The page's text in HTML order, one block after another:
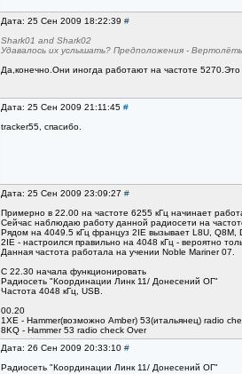
Дата: 25 Сен 2009 18:22:39 #
Shark01 and Shark02
Удавалось их услышать? Предположения -
Да,конечно.Они иногда работают на частоте
Дата: 25 Сен 2009 21:11:45 #
tracker55, спасибо.
Дата: 25 Сен 2009 23:09:27 #
Примерно в 22.00 на частоте 6255 кГц начинает
Сейчас наблюдаю работу данной радиосети на
Рядом на 4049.5 кГц француз 2IE вызывает L8U, Q8M,
2IE - настроился правильно на 4048 кГц - вероятно
Данная частота работала на учении Noble Mariner 07.
С 22.30 начала функционировать
Радиосеть "Координации Линк 11/ Донесений ОГ"
Частота 4048 кГц, USB.
00.20
1XE - Hammer(возможно Amber) 53(итальянец) radio
8KQ - Hammer 53 radio check Over
Дата: 26 Сен 2009 20:33:10 #
Радиосеть "Координации Линк 11/ Донесений ОГ"